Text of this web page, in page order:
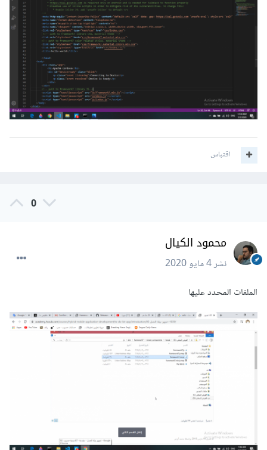
اقتباس
0
محمود الكيال
نشر4 مايو 2020
الملفات المحدد عليها